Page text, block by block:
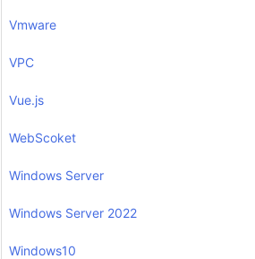
Vmware
VPC
Vue.js
WebScoket
Windows Server
Windows Server 2022
Windows10